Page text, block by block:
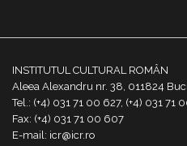
INSTITUTUL CULTURAL ROMÂN
Aleea Alexandru nr. 38, 011824
Tel.: (+4) 031 71 00 627, (+4) 031 71
Fax: (+4) 031 71 00 607
E-mail: icr@icr.ro